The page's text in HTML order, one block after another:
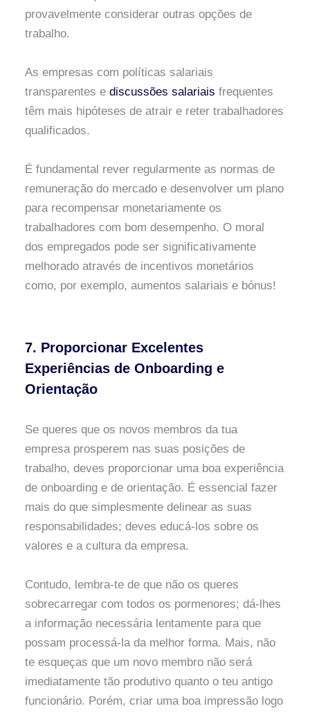
provavelmente considerar outras opções de
trabalho.
As empresas com políticas salariais
transparentes e discussões salariais frequentes
têm mais hipóteses de atrair e reter trabalhadores
qualificados.
É fundamental rever regularmente as normas de
remuneração do mercado e desenvolver um plano
para recompensar monetariamente os
trabalhadores com bom desempenho. O moral
dos empregados pode ser significativamente
melhorado através de incentivos monetários
como, por exemplo, aumentos salariais e bónus!
7. Proporcionar Excelentes
Experiências de Onboarding e
Orientação
Se queres que os novos membros da tua
empresa prosperem nas suas posições de
trabalho, deves proporcionar uma boa experiência
de onboarding e de orientação. É essencial fazer
mais do que simplesmente delinear as suas
responsabilidades; deves educá-los sobre os
valores e a cultura da empresa.
Contudo, lembra-te de que não os queres
sobrecarregar com todos os pormenores; dá-lhes
a informação necessária lentamente para que
possam processá-la da melhor forma. Mais, não
te esqueças que um novo membro não será
imediatamente tão produtivo quanto o teu antigo
funcionário. Porém, criar uma boa impressão logo